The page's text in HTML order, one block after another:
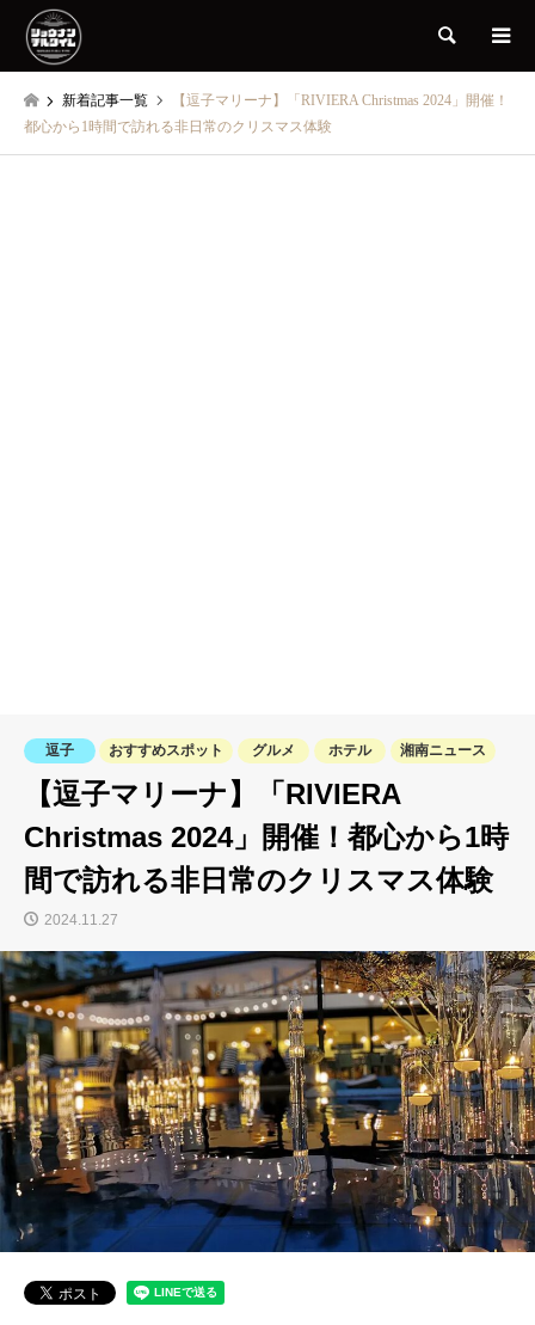
検索
新着記事一覧
【逗子マリーナ】「RIVIERA Christmas 2024」開催！
都心から1時間で訪れる非日常のクリスマス体験
逗子 おすすめスポット グルメ ホテル 湘南ニュース
【逗子マリーナ】「RIVIERA
Christmas 2024」開催！都心から1時
間で訪れる非日常のクリスマス体験
2024.11.27